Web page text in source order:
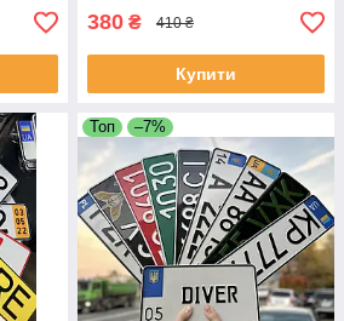
380 ₴ 410 ₴
Купити
Топ –7%